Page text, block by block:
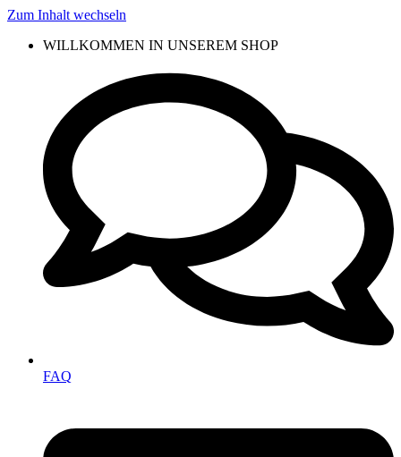
Zum Inhalt wechseln
WILLKOMMEN IN UNSEREM SHOP
FAQ